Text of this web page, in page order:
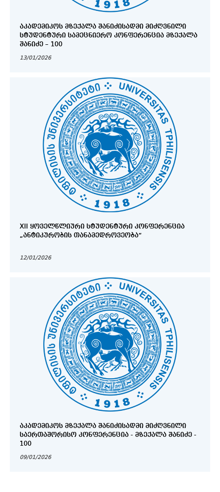
ᲐᲙᲐᲓᲔᲛᲘᲙᲝᲡ ᲛᲖᲔᲥᲐᲚᲐ ᲨᲐᲜᲘᲫᲘᲡᲐᲓᲛᲘ ᲛᲘᲫᲦᲕᲜᲘᲚᲘ
ᲡᲢᲣᲓᲔᲜᲢᲣᲠᲘ ᲡᲐᲛᲔᲪᲜᲘᲔᲠᲝ ᲙᲝᲜᲤᲔᲠᲔᲜᲪᲘᲐ ᲛᲖᲔᲥᲐᲚᲐ
ᲨᲐᲜᲘᲫᲔ – 100
13/01/2026
XII ᲧᲝᲕᲔᲚᲬᲚᲘᲣᲠᲘ ᲡᲢᲣᲓᲔᲜᲢᲣᲠᲘ ᲙᲝᲜᲤᲔᲠᲔᲜᲪᲘᲐ
„ᲐᲜᲢᲘᲙᲣᲠᲝᲑᲘᲡ ᲗᲐᲜᲐᲛᲔᲓᲠᲝᲕᲔᲝᲑᲐ“
12/01/2026
ᲐᲙᲐᲓᲔᲛᲘᲙᲝᲡ ᲛᲖᲔᲥᲐᲚᲐ ᲨᲐᲜᲘᲫᲘᲡᲐᲓᲛᲘ ᲛᲘᲫᲦᲕᲜᲘᲚᲘ
ᲡᲐᲔᲠᲗᲐᲨᲝᲠᲘᲡᲝ ᲙᲝᲜᲤᲔᲠᲔᲜᲪᲘᲐ - ᲛᲖᲔᲥᲐᲚᲐ ᲨᲐᲜᲘᲫᲔ -
100
09/01/2026